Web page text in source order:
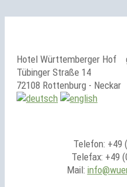
Hotel Württemberger Hof
Tübinger Straße 14
72108 Rottenburg - Neckar
Telefon: +49
Telefax: +49
Mail: